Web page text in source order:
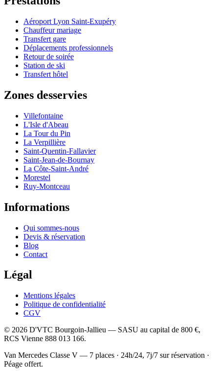
Aéroport Lyon Saint-Exupéry
Chauffeur mariage
Transfert gare
Déplacements professionnels
Retour de soirée
Station de ski
Transfert hôtel
Zones desservies
Villefontaine
L'Isle d'Abeau
La Tour du Pin
La Verpillière
Saint-Quentin-Fallavier
Saint-Jean-de-Bournay
La Côte-Saint-André
Morestel
Ruy-Montceau
Informations
Qui sommes-nous
Devis & réservation
Blog
Contact
Légal
Mentions légales
Politique de confidentialité
CGV
© 2026 D'VTC Bourgoin-Jallieu — SASU au capital de 800 €,
RCS Vienne 888 013 166.
Van Mercedes Classe V — 7 places · 24h/24, 7j/7 sur réservation ·
Péage offert.